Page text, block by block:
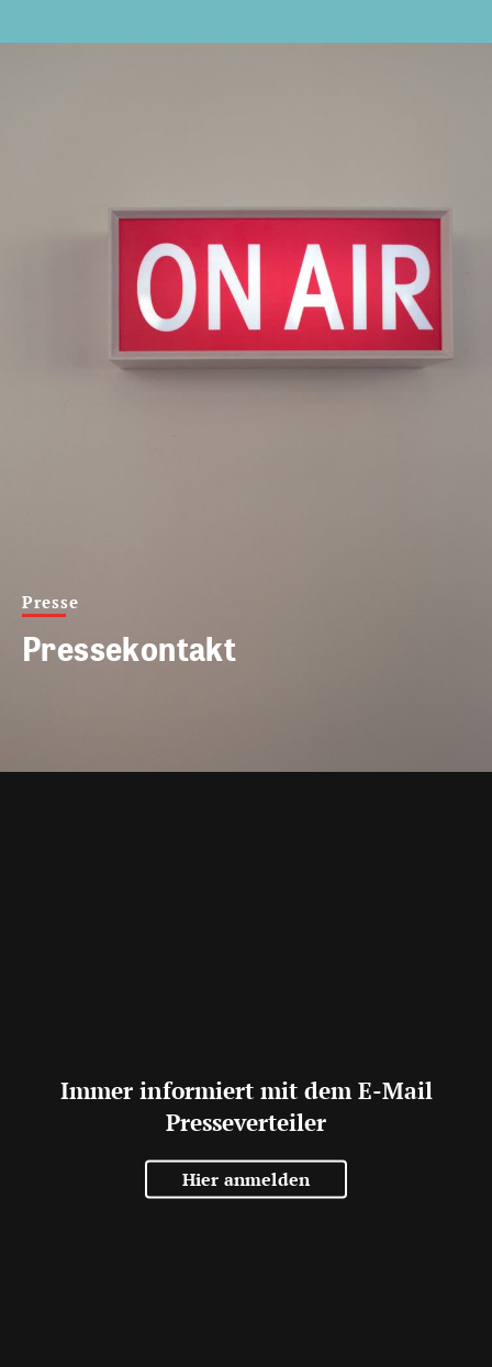
Presse
Pressekontakt
Immer informiert mit dem E-Mail
Presseverteiler
Hier anmelden